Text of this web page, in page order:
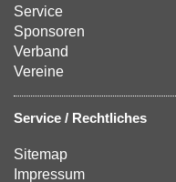
Service
Sponsoren
Verband
Vereine
Service / Rechtliches
Sitemap
Impressum